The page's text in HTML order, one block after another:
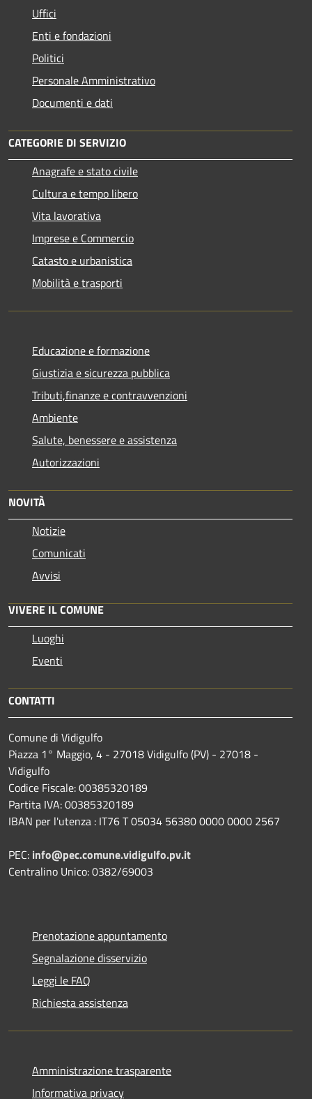
Uffici
Enti e fondazioni
Politici
Personale Amministrativo
Documenti e dati
CATEGORIE DI SERVIZIO
Anagrafe e stato civile
Cultura e tempo libero
Vita lavorativa
Imprese e Commercio
Catasto e urbanistica
Mobilità e trasporti
Educazione e formazione
Giustizia e sicurezza pubblica
Tributi,finanze e contravvenzioni
Ambiente
Salute, benessere e assistenza
Autorizzazioni
NOVITÀ
Notizie
Comunicati
Avvisi
VIVERE IL COMUNE
Luoghi
Eventi
CONTATTI
Comune di Vidigulfo
Piazza 1° Maggio, 4 - 27018 Vidigulfo (PV) - 27018 -
Vidigulfo
Codice Fiscale: 00385320189
Partita IVA: 00385320189
IBAN per l'utenza : IT76 T 05034 56380 0000 0000 2567
PEC: info@pec.comune.vidigulfo.pv.it
Centralino Unico: 0382/69003
Prenotazione appuntamento
Segnalazione disservizio
Leggi le FAQ
Richiesta assistenza
Amministrazione trasparente
Informativa privacy